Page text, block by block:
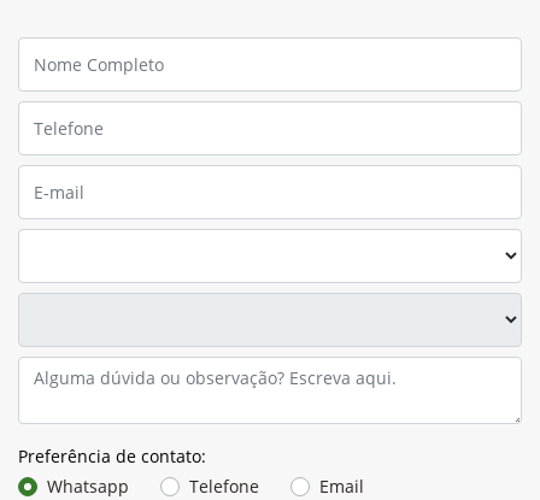
Preferência de contato:
Whatsapp
Telefone Email